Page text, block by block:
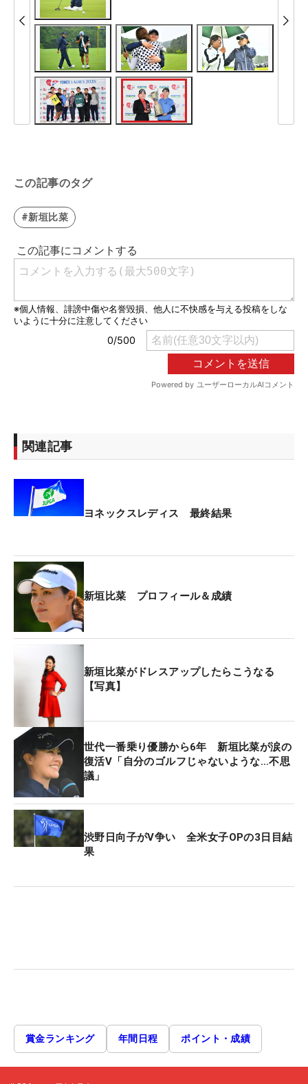
この記事のタグ
#新垣比菜
関連記事
ヨネックスレディス 最終結果
新垣比菜 プロフィール＆成績
新垣比菜がドレスアップしたらこうなる
【写真】
世代一番乗り優勝から6年 新垣比菜が涙の
復活V「自分のゴルフじゃないような…不思
議」
渋野日向子がV争い 全米女子OPの3日目結
果
賞金ランキング 年間日程 ポイント・成績